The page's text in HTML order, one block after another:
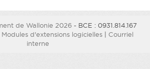
de Wallonie 2026 - BCE : 0931.814.167
Modules d'extensions logicielles| Courriel
interne